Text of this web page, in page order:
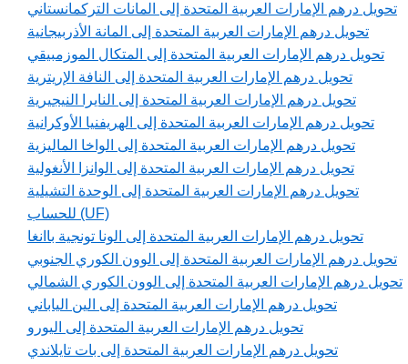
تحويل درهم الإمارات العربية المتحدة إلى المانات التركمانستاني
تحويل درهم الإمارات العربية المتحدة إلى المانة الأذربيجانية
تحويل درهم الإمارات العربية المتحدة إلى المتكال الموزمبيقي
تحويل درهم الإمارات العربية المتحدة إلى النافة الإريترية
تحويل درهم الإمارات العربية المتحدة إلى النايرا النيجيرية
تحويل درهم الإمارات العربية المتحدة إلى الهريفنيا الأوكرانية
تحويل درهم الإمارات العربية المتحدة إلى الواخا الماليزية
تحويل درهم الإمارات العربية المتحدة إلى الوانزا الأنغولية
تحويل درهم الإمارات العربية المتحدة إلى الوحدة التشيلية
للحساب (UF)
تحويل درهم الإمارات العربية المتحدة إلى الونا تونجية باانغا
تحويل درهم الإمارات العربية المتحدة إلى الوون الكوري الجنوبي
تحويل درهم الإمارات العربية المتحدة إلى الوون الكوري الشمالي
تحويل درهم الإمارات العربية المتحدة إلى الين الياباني
تحويل درهم الإمارات العربية المتحدة إلى اليورو
تحويل درهم الإمارات العربية المتحدة إلى بات تايلاندي